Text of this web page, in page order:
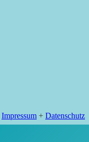
Impressum + Datenschutz